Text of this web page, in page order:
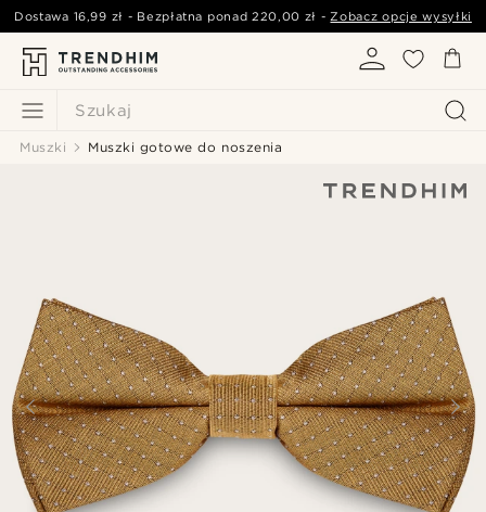
Szukaj
Dostawa 16,99 zł - Bezpłatna ponad220,00 zł -Zobacz opcje wysyłki
Muszki Muszki gotowe do noszenia